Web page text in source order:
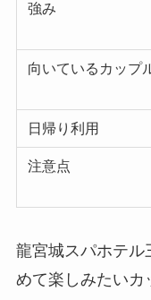
強み
向いているカップ
日帰り利用
注意点
龍宮城スパホテル
めて楽しみたいカ